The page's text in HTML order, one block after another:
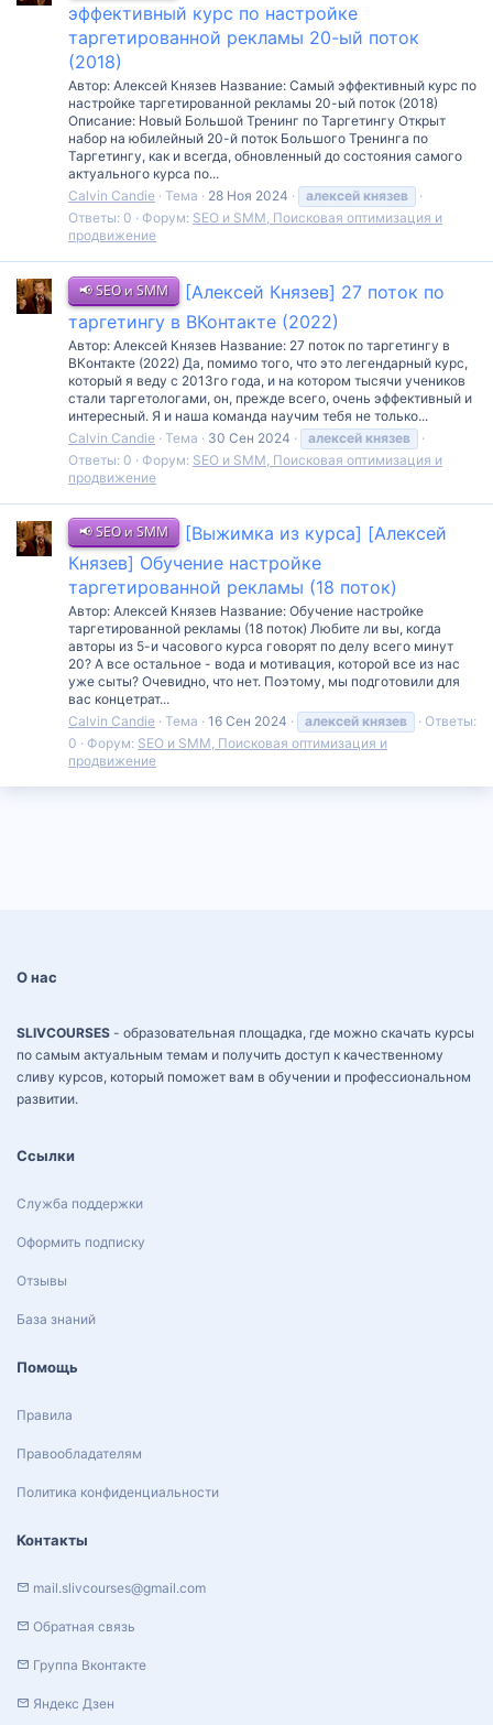
эффективный курс по настройке
таргетированной рекламы 20-ый поток
(2018)
Автор: Алексей Князев Название: Cамый эффективный курс по
настройке таргетированной рекламы 20-ый поток (2018)
Описание: Новый Большой Тренинг по Таргетингу Открыт
набор на юбилейный 20-й поток Большого Тренинга по
Таргетингу, как и всегда, обновленный до состояния самого
актуального курса по...
Calvin Candie Тема 28 Ноя 2024 алексей князев
Ответы: 0
Форум: SEO и SMM, Поисковая оптимизация и
продвижение
📢 SEO и SMM
[Алексей Князев] 27 поток по
таргетингу в ВКонтакте (2022)
Автор: Алексей Князев Название: 27 поток по таргетингу в
ВКонтакте (2022) Да, помимо того, что это легендарный курс,
который я веду с 2013го года, и на котором тысячи учеников
стали таргетологами, он, прежде всего, очень эффективный и
интересный. Я и наша команда научим тебя не только...
Calvin Candie Тема 30 Сен 2024 алексей князев
Ответы: 0
Форум: SEO и SMM, Поисковая оптимизация и
продвижение
📢 SEO и SMM
[Выжимка из курса] [Алексей
Князев] Обучение настройке
таргетированной рекламы (18 поток)
Автор: Алексей Князев Название: Обучение настройке
таргетированной рекламы (18 поток) Любите ли вы, когда
авторы из 5-и часового курса говорят по делу всего минут
20? А все остальное - вода и мотивация, которой все из нас
уже сыты? Очевидно, что нет. Поэтому, мы подготовили для
вас концетрат...
Calvin Candie Тема 16 Сен 2024 алексей князев
Ответы:
0
Форум: SEO и SMM, Поисковая оптимизация и
продвижение
О нас
SLIVCOURSES - образовательная площадка, где можно скачать курсы
по самым актуальным темам и получить доступ к качественному
сливу курсов, который поможет вам в обучении и профессиональном
развитии.
Ссылки
Служба поддержки
Оформить подписку
Отзывы
База знаний
Помощь
Правила
Правообладателям
Политика конфиденциальности
Контакты
mail.slivcourses@gmail.com
Обратная связь
Группа Вконтакте
Яндекс Дзен